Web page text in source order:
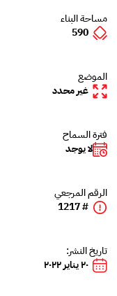
مساحة البناء
590
الموضع
غير محدد
فترة السماح
لا يوجد
الرقم المرجعي
# 1217
تاريخ النشر:
٢٠ يناير ٢٠٢٢